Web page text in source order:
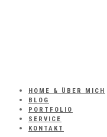
HOME & ÜBER MICH
BLOG
PORTFOLIO
SERVICE
KONTAKT